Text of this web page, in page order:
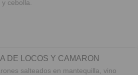
cebolla.
DE LOCOS Y CAMARON
salteados en mantequilla, vino